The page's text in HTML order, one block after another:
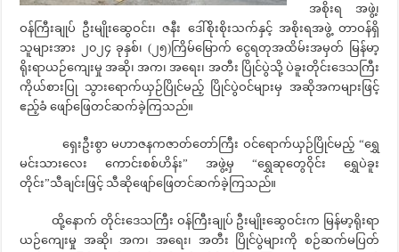
အစိုးရ အဖွဲ့၊
ဝန်ကြီးချုပ် ဦးမျိုးဆွေဝင်း၊ ဇနီး ဒေါ်စိုးစိုးသက်နှင့် အစိုးရအဖွဲ့ တာဝန်ရှိ
သူများအား ၂၀၂၄ ခုနှစ်၊ (၂၅)ကြိမ်မြောက် ငွေရတုအထိမ်းအမှတ် မြန်မာ့
ရိုးရာယဉ်ကျေးမှု အဆို၊ အက၊ အရေး၊ အတီး ပြိုင်ပွဲသို့ ပဲခူးတိုင်းဒေသကြီး
ကိုယ်စားပြု သွားရောက်ယှဉ်ပြိုင်မည့် ပြိုင်ပွဲဝင်များမှ အဆိုအကများဖြင့်
ဧည့်ခံ ဖျော်ဖြေတင်ဆက်ခဲ့ကြသည်။
ရှေးဦးစွာ မဟာဇနကဇာတ်တော်ကြီး ဝင်ရောက်ယှဉ်ပြိုင်မည့် “ရွှေ
မင်းသားလေး ကောင်းစစ်ဟိန်း” အဖွဲ့မှ “ရွှေဆုတွေဝိုင်း ရွှေပဲခူး
တိုင်း”သီချင်းဖြင့် သီဆိုဖျော်ဖြေတင်ဆက်ခဲ့ကြသည်။
ထို့နောက် တိုင်းဒေသကြီး ဝန်ကြီးချုပ် ဦးမျိုးဆွေဝင်းက မြန်မာ့ရိုးရာ
ယဉ်ကျေးမှု အဆို၊ အက၊ အရေး၊ အတီး ပြိုင်ပွဲများကို စဉ်ဆက်မပြတ်